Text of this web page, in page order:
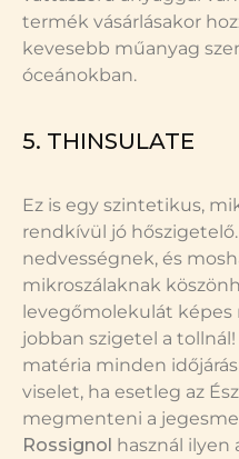
termék vásárlásakor
kevesebb műanyag
óceánokban.
5. THINSULATE
Ez is egy szintetikus,
rendkívül jó
nedvességnek, és
mikroszálaknak
levegőmolekulát képes
jobban szigetel a
matéria minden
viselet, ha esetleg az
megmenteni a
Rossignol használ ilyen